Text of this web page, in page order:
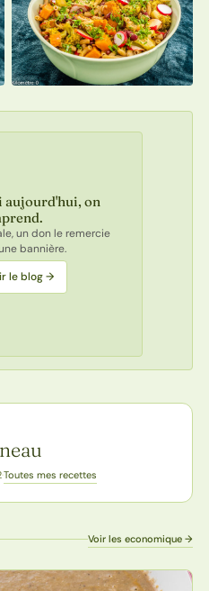
aujourd'hui, on
un don le remercie
bannière.
le blog →
·Toutes mes recettes
Voir les economique →